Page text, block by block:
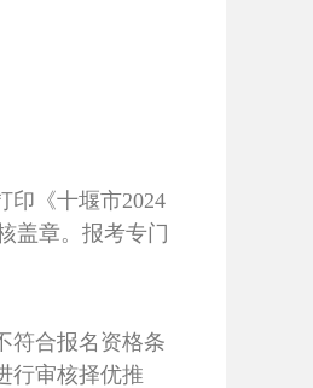
印《十堰市2024
盖章。报考专门
符合报名资格条
行审核择优推